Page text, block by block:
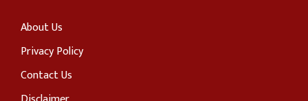
About Us
Privacy Policy
Contact Us